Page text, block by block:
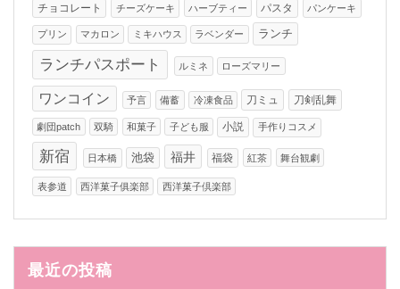
チョコレート
チーズケーキ ハーブティー パスタ パンケーキ
プリン マカロン ミキハウス ラベンダー ランチ
ランチパスポート ルミネ ローズマリー
ワンコイン 予言 備蓄 冷凍食品 刀ミュ 刀剣乱舞
劇団patch 双騎 和菓子 子ども服 小説 手作りコスメ
新宿 日本橋 池袋 福井 福袋 紅茶 舞台観劇
表参道 西洋菓子俱楽部 西洋菓子倶楽部
最近の投稿